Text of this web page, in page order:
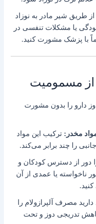
از طریق شیر مادر به نوزاد
یا مشکلات تنفسی در
با پزشک مشورت کنید.
مسمومیت
دارو را بدون مشورت
مخدر: ترکیب این مواد
را چند برابر می‌کند.
دور از دسترس کودکان و
ناخواسته یا عمدی از آن
مصرف آلپرازولام را
کاهش تدریجی دوز و تحت